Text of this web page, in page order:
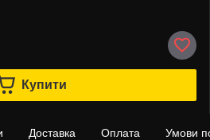
Купити
Доставка Оплата Умови